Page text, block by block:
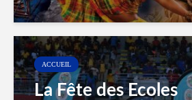
ACCUEIL
La Fête des Ecoles